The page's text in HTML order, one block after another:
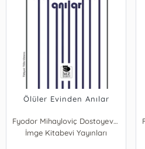
Ölüler Evinden Anılar
Fyodor Mihayloviç Dostoyevski
İmge Kitabevi Yayınları